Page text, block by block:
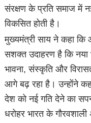
संरक्षण के प्रति समाज में
विकसित होती है।
मुख्यमंत्री साय ने कहा कि
सशक्त उदाहरण है कि नया
भावना, संस्कृति और
आगे बढ़ रहा है। उन्होंने
देश को नई गति देने का
धरोहर भारत के